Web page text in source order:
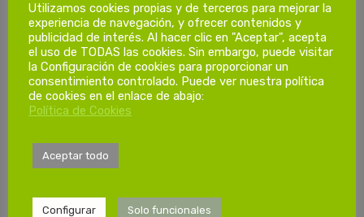
Dias de
formación.
Utilizamos cookies propias y de terceros para mejorar la
experiencia de navegación, y ofrecer contenidos y
publicidad de interés. Al hacer clic en "Aceptar", acepta
el uso de TODAS las cookies. Sin embargo, puede visitar
la Configuración de cookies para proporcionar un
consentimiento controlado. Puede ver nuestra política
de cookies en el enlace de abajo:
Política de Cookies
Aceptar todo
Configurar Solo funcionales